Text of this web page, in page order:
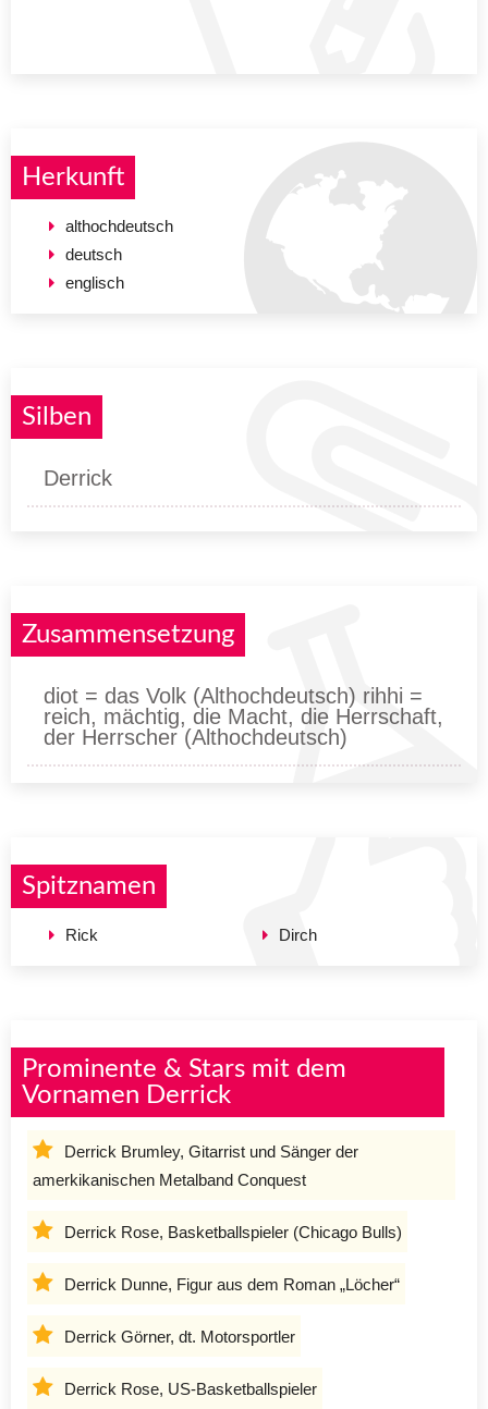
Herkunft
althochdeutsch
deutsch
englisch
Silben
Derrick
Zusammensetzung
diot = das Volk (Althochdeutsch) rihhi =
reich, mächtig, die Macht, die Herrschaft,
der Herrscher (Althochdeutsch)
Spitznamen
Rick Dirch
Prominente & Stars mit dem
Vornamen Derrick
Derrick Brumley, Gitarrist und Sänger der
amerkikanischen Metalband Conquest
Derrick Rose, Basketballspieler (Chicago Bulls)
Derrick Dunne, Figur aus dem Roman „Löcher“
Derrick Görner, dt. Motorsportler
Derrick Rose, US-Basketballspieler